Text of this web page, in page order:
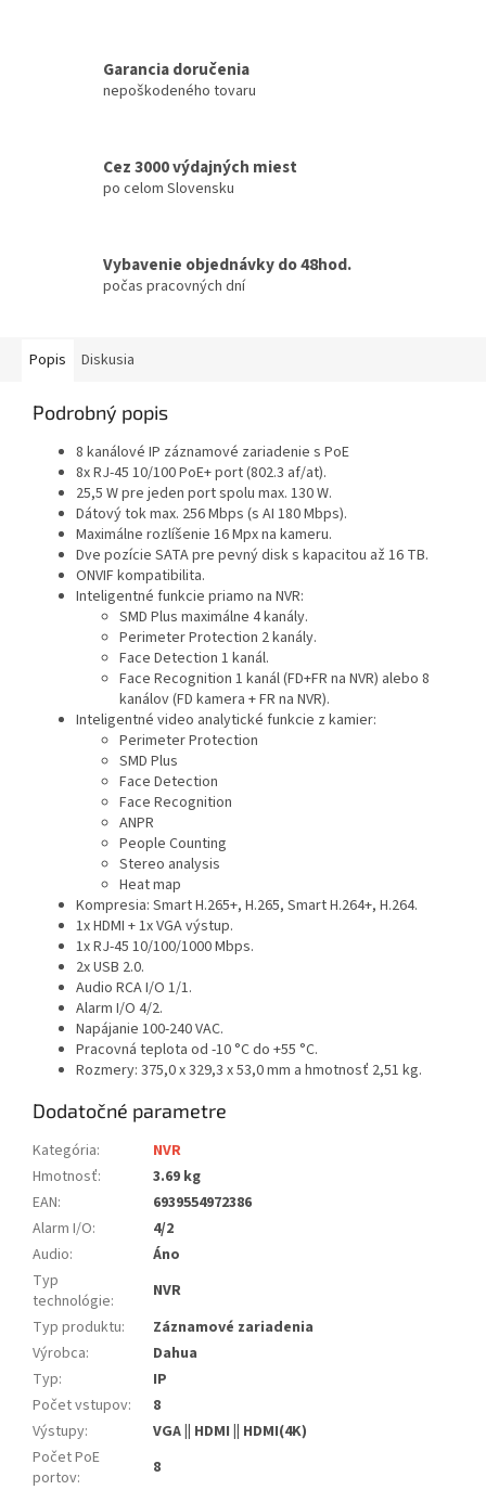
Garancia doručenia
nepoškodeného tovaru
Cez 3000 výdajných miest
po celom Slovensku
Vybavenie objednávky do 48hod.
počas pracovných dní
Popis Diskusia
Podrobný popis
8 kanálové IP záznamové zariadenie s PoE
8x RJ-45 10/100 PoE+ port (802.3 af/at).
25,5 W pre jeden port spolu max. 130 W.
Dátový tok max. 256 Mbps (s AI 180 Mbps).
Maximálne rozlíšenie 16 Mpx na kameru.
Dve pozície SATA pre pevný disk s kapacitou až 16 TB.
ONVIF kompatibilita.
Inteligentné funkcie priamo na NVR:
SMD Plus maximálne 4 kanály.
Perimeter Protection 2 kanály.
Face Detection 1 kanál.
Face Recognition 1 kanál (FD+FR na NVR) alebo 8
kanálov (FD kamera + FR na NVR).
Inteligentné video analytické funkcie z kamier:
Perimeter Protection
SMD Plus
Face Detection
Face Recognition
ANPR
People Counting
Stereo analysis
Heat map
Kompresia: Smart H.265+, H.265, Smart H.264+, H.264.
1x HDMI + 1x VGA výstup.
1x RJ-45 10/100/1000 Mbps.
2x USB 2.0.
Audio RCA I/O 1/1.
Alarm I/O 4/2.
Napájanie 100-240 VAC.
Pracovná teplota od -10 °C do +55 °C.
Rozmery: 375,0 x 329,3 x 53,0 mm a hmotnosť 2,51 kg.
Dodatočné parametre
Kategória:
NVR
Hmotnosť:
3.69 kg
EAN:
6939554972386
Alarm I/O:
4/2
Audio:
Áno
Typ
technológie:
NVR
Typ produktu:
Záznamové zariadenia
Výrobca:
Dahua
Typ:
IP
Počet vstupov:
8
Výstupy:
VGA || HDMI || HDMI(4K)
Počet PoE
portov:
8